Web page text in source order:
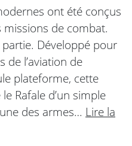
ont été conçus
de combat.
Développé pour
de l’aviation de
plateforme, cette
Rafale d’un simple
des armes… Lire la